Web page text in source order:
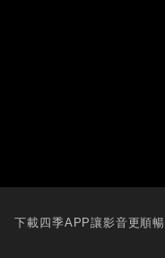
下載四季APP讓影音更順暢